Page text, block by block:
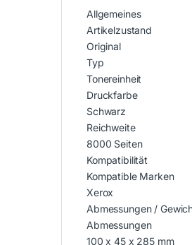
Allgemeines
Artikelzustand
Original
Typ
Tonereinheit
Druckfarbe
Schwarz
Reichweite
8000 Seiten
Kompatibilität
Kompatible Marken
Xerox
Abmessungen /
Abmessungen
100 x 45 x 285 mm